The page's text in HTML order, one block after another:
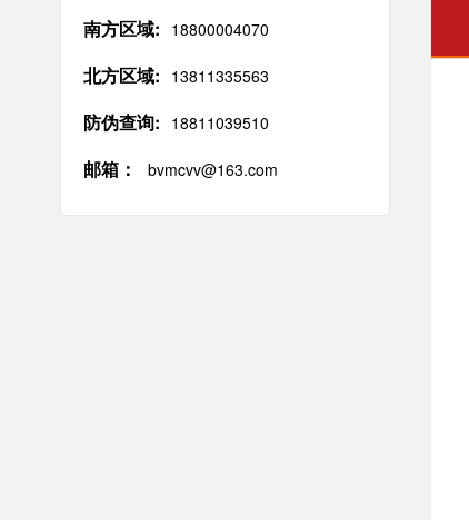
南方区域: 18800004070
北方区域: 13811335563
防伪查询: 18811039510
邮箱： bvmcvv@163.com